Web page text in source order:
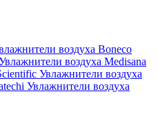
воздуха Boneco
воздуха Medisana
Увлажнители воздуха
Увлажнители воздуха